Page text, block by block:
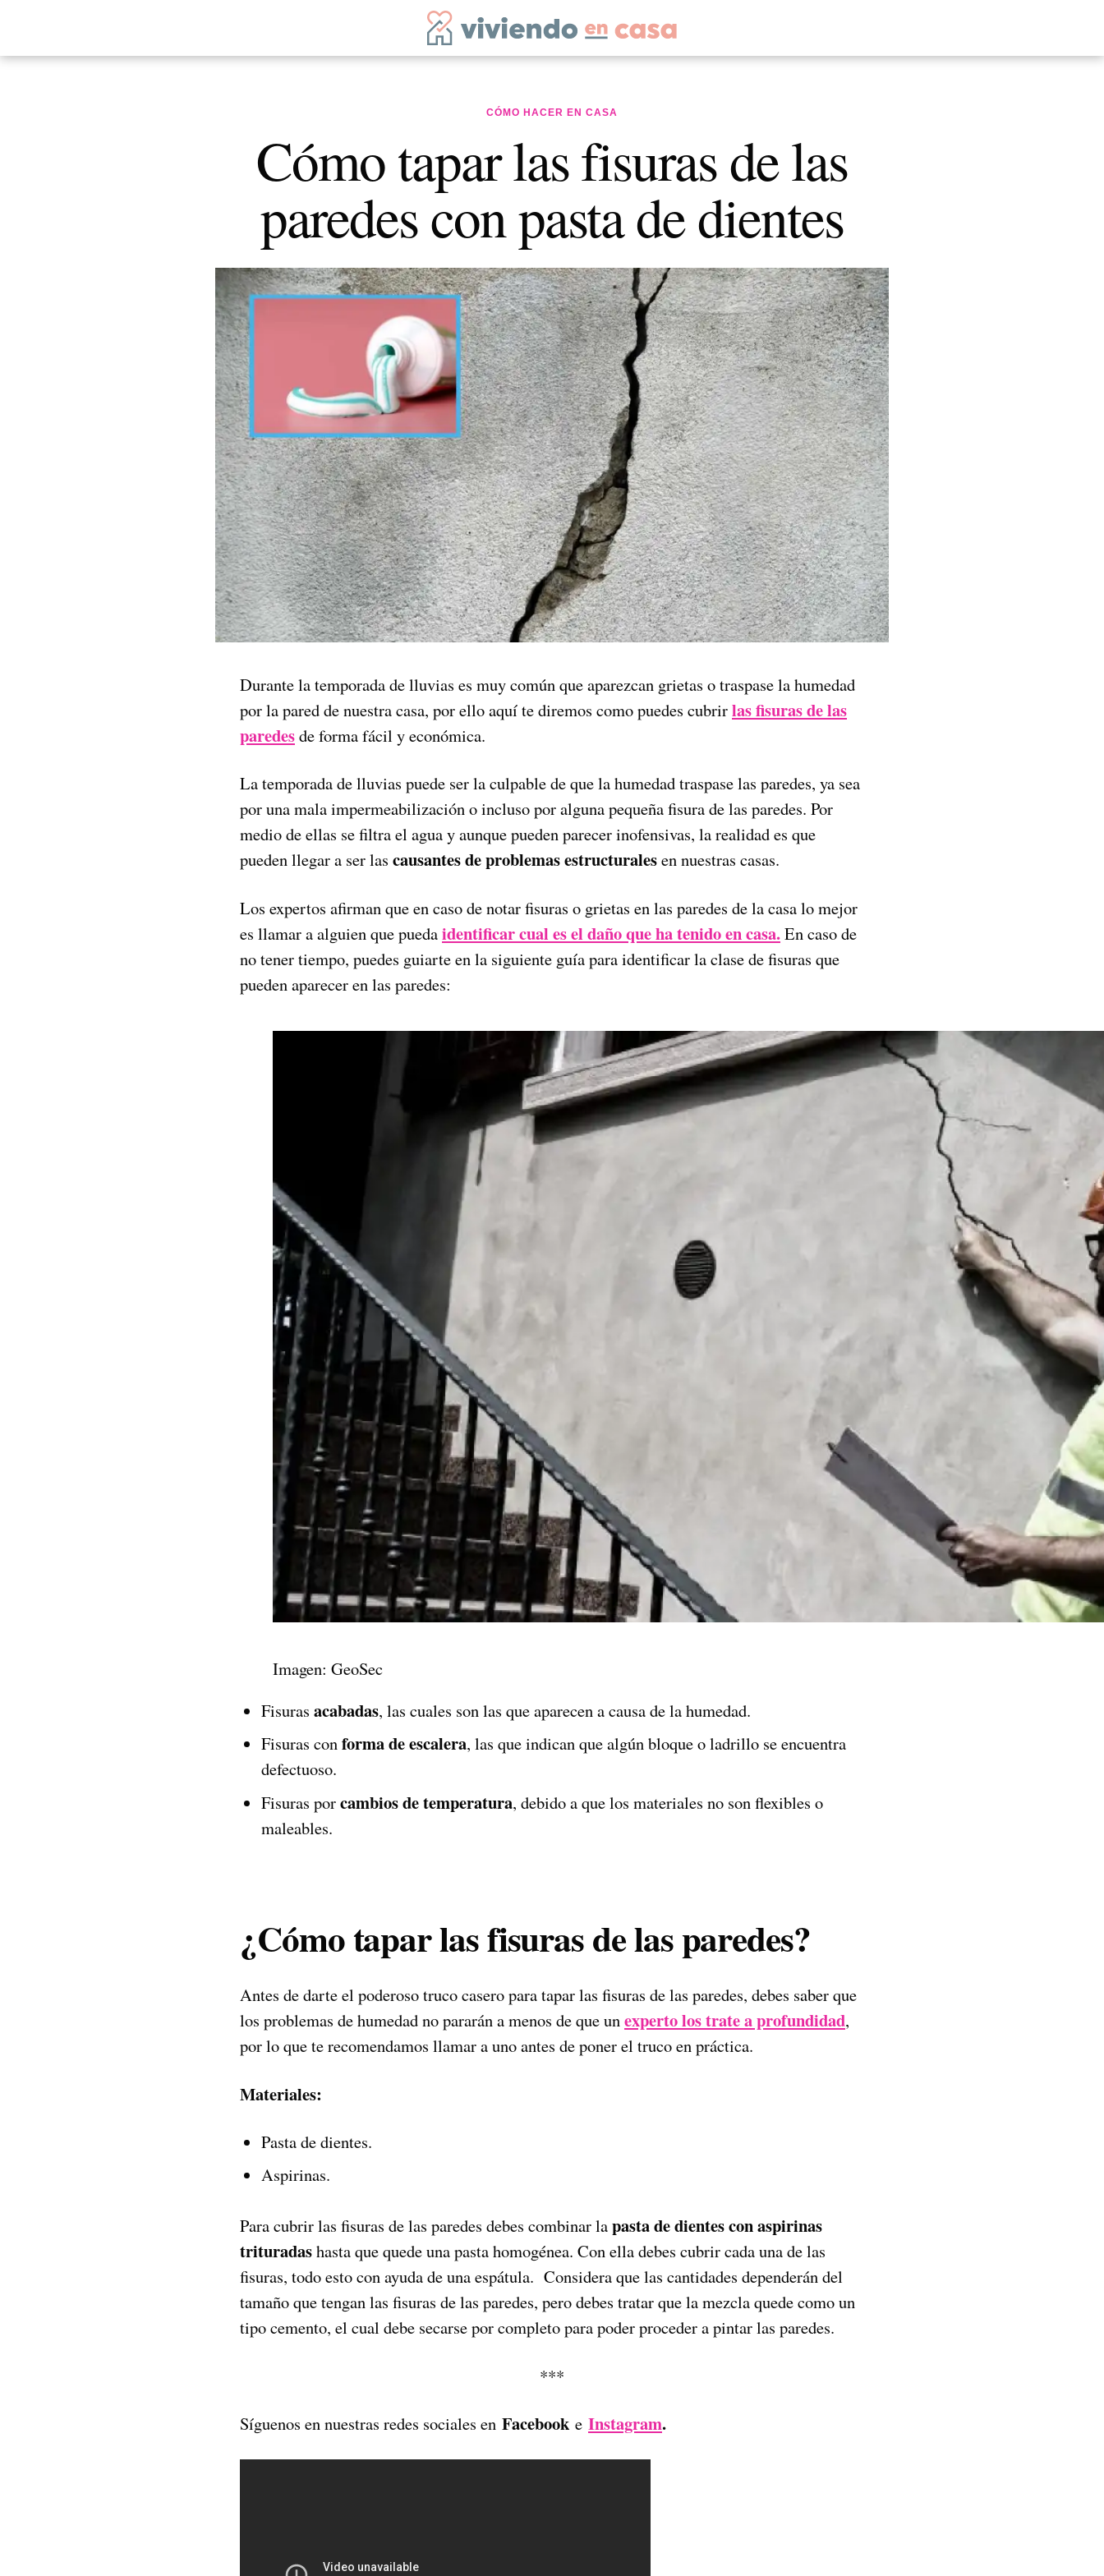
CÓMO HACER EN CASA
Cómo tapar las fisuras de las
paredes con pasta de dientes
Durante la temporada de lluvias es muy común que aparezcan grietas o traspase la humedad
por la pared de nuestra casa, por ello aquí te diremos como puedes cubrirlas fisuras de las
paredesde forma fácil y económica.
La temporada de lluvias puede ser la culpable de que la humedad traspase las paredes, ya sea
por una mala impermeabilización o incluso por alguna pequeña fisura de las paredes. Por
medio de ellas se filtra el agua y aunque pueden parecer inofensivas, la realidad es que
pueden llegar a ser las causantes de problemas estructuralesen nuestras casas.
Los expertos afirman que en caso de notar fisuras o grietas en las paredes de la casa lo mejor
es llamar a alguien que puedaidentificar cual es el daño que ha tenido en casa.En caso de
no tener tiempo, puedes guiarte en la siguiente guía para identificar la clase de fisuras que
pueden aparecer en las paredes:
Imagen: GeoSec
Fisuras acabadas, las cuales son las que aparecen a causa de la humedad.
Fisuras conforma de escalera, las que indican que algún bloque o ladrillo se encuentra
defectuoso.
Fisuras porcambios de temperatura, debido a que los materiales no son flexibles o
maleables.
¿Cómo tapar las fisuras de las paredes?
Antes de darte el poderoso truco casero para tapar las fisuras de las paredes, debes saber que
los problemas de humedad no pararán a menos de que unexperto los trate a profundidad,
por lo que te recomendamos llamar a uno antes de poner el truco en práctica.
Materiales:
Pasta de dientes.
Aspirinas.
Para cubrir las fisuras de las paredes debes combinar lapasta de dientes con aspirinas
trituradashasta que quede una pasta homogénea. Con ella debes cubrir cada una de las
fisuras, todo esto con ayuda de una espátula. Considera que las cantidades dependerán del
tamaño que tengan las fisuras de las paredes, pero debes tratar que la mezcla quede como un
tipo cemento, el cual debe secarse por completo para poder proceder a pintar las paredes.
***
Síguenos en nuestras redes sociales en Facebook e Instagram.